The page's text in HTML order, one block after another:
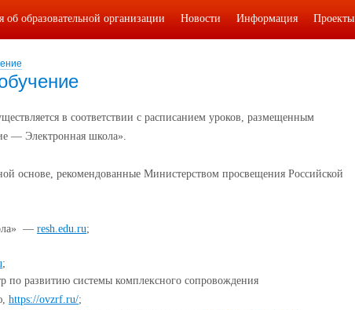
в соответствии с расписанием уроков, размещенным
— Электронная школа».
основе, рекомендованные Министерством просвещения Российской
— resh.edu.ru;
;
по развитию системы комплексного сопровождения
https://ovzrf.ru/;
об образовательной организации Новости Информация Проекты